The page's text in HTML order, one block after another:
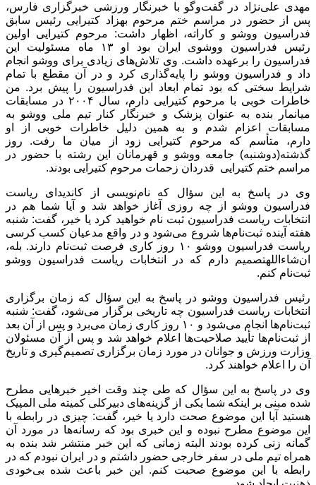
مهدی علی‌نژاد در گفت‌وگو با خبرنگار ورزشی خبرگزاری فارس،
پس از حضور در مراسم ختم مرحوم بهزاد کتیرایی رئیس سابق
فدراسیون ووشو و کاراته، اظهار داشت: مرحوم کتیرایی اولین
رئیس فدراسیون ووشوی ایران بود او ۱۳ ماه مسئولیت این
فدراسیون را برعهده داشت. وی تلاش‌های زیادی برای ووشو انجام
داد و فدراسیون ووشو را پایه‌گذاری کرد و در آن مقطع با تمام
شرایط سختی که بود تمام ابعاد این فدراسیون را پیش برد. من
خاطرات خوبی با مرحوم کتیرایی دارم، سال ۲۰۰۴ در مسابقات
میانمار بنده به عنوان پزشک و خبرنگار کنار تیم ملی ووشو به
مسابقات اعزام شدم و به همین دلیل خاطرات خوبی از او
دارم، متأسم
که مرحوم کتیرایی زود از میان ما رفت. روز
گذشته(دوشنبه) جامعه ووشو و قهرمانان این رشته با حضور در
مراسم ختم کتیرایی قدردان زحمات مرحوم کتیرایی بودند.
وی در پاسخ به این سؤال که نام‌نویسی از کاندیدای ریاست
فدراسیون ووشو از چه روزی آغاز خواهد شد و آیا شما هم در
انتخابات ریاست فدراسیون ثبت نام خواهید کرد یا خیر، گفت: شنبه
هفته آینده ثبت‌نام‌ها شروع می‌شود و در واقع مدعیان کسب کرسی
ریاست فدراسیون ووشو ۱۰ روز کاری فرصت ثبت‌نام دارند. بله‌،
ان‌شاءاللهتصمیم دارم که در انتخابات ریاست فدراسیون ووشو
ثبت‌نام کنم.
رئیس فدراسیون ووشو در پاسخ به این سؤال که زمان برگزاری
انتخابات ریاست فدراسیون چه تاریخی برگزار می‌شود، گفت: شنبه
ثبت‌نام‌ها انجام می‌شود و ۱۰ روز کاری زمان می‌برد و پس از آن بعد
از ثبت‌نام‌ها تأیید صلاحیت‌ها اعلام خواهد شد و پس از آن مسئولان
وزارت ورزش و جوانان در مورد زمان برگزاری تصمیم‌گیری و تاریخ
آن را اعلام خواهند کرد.
وی در پاسخ به این سؤال که طی چند وقت اخیر خبرهایی مطرح
شده مبنی بر اینکه شما یکی از گزینه‌های دبیرکلی کمیته ملی المپیک
هستید آیا این موضوع صحت دارد یا خیر، گفت: چیزی در رابطه با
این موضوع مطرح نبوده و این خبری بود که رسانه‌ها در مورد آن
گمانه زنی کرده بودند البته زمانی که این خبر منتشر شد بنده به
همراه تیم ملی در سفر خارجی حضور داشتم و در ایران نبودم که در
رابطه با این موضوع صحبت کنم. این خبر باعث شده بی‌خودی